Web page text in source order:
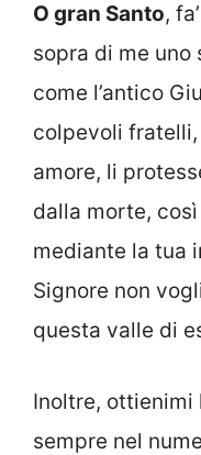
O gran Santo,
sopra di me uno
come l’antico
colpevoli
amore, li
dalla morte,
mediante la tua
Signore non
questa valle di
Inoltre, ottienimi
sempre nel